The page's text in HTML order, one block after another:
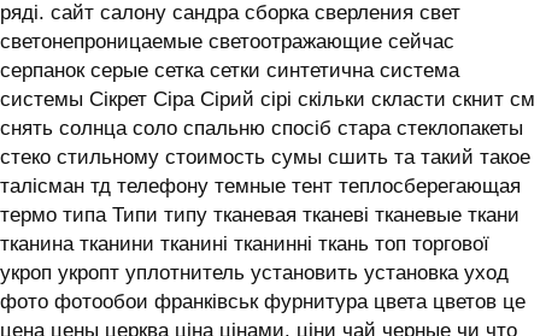
ряді. сайт салону сандра сборка сверления свет
светонепроницаемые светоотражающие сейчас
серпанок серые сетка сетки синтетична система
системы ‎Сікрет Сіра Сірий сірі скільки скласти скнит см
снять солнца соло спальню спосіб стара стеклопакеты
стеко стильному стоимость сумы сшить та такий такое
талісман тд телефону темные тент теплосберегающая
термо типа Типи типу тканевая тканеві тканевые ткани
тканина тканини тканині тканинні ткань топ торгової
укроп укропт уплотнитель установить установка уход
фото фотообои франківськ фурнитура цвета цветов це
цена цены церква ціна цінами. ціни чай черные чи что